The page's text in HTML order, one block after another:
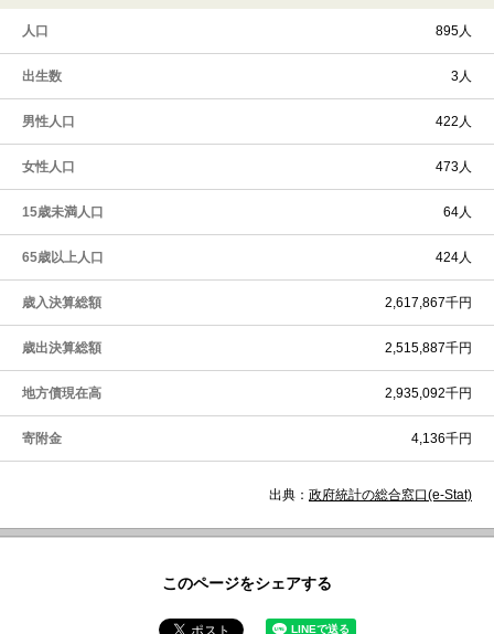
人口 895人
出生数 3人
男性人口 422人
女性人口 473人
15歳未満人口 64人
65歳以上人口 424人
歳入決算総額 2,617,867千円
歳出決算総額 2,515,887千円
地方債現在高 2,935,092千円
寄附金 4,136千円
出典： 政府統計の総合窓口(e-Stat)
このページをシェアする